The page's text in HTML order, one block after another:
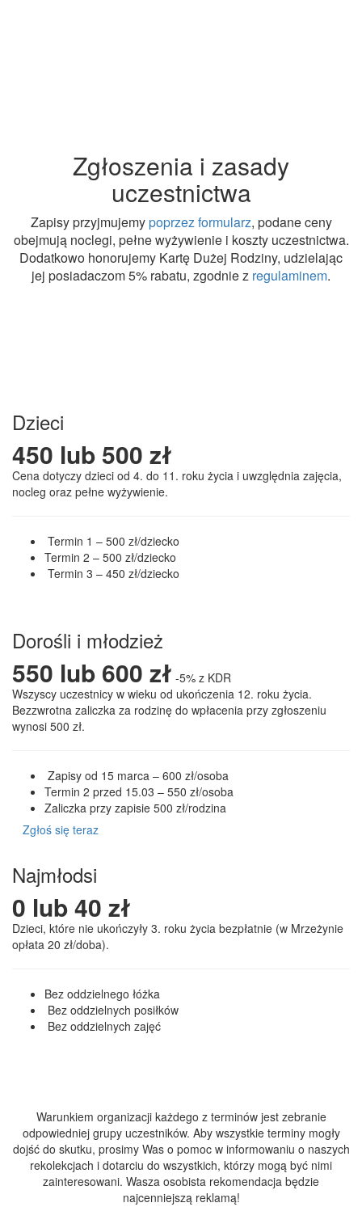
Zgłoszenia i zasady
uczestnictwa
Zapisy przyjmujemypoprzez formularz, podane ceny
obejmują noclegi, pełne wyżywienie i koszty uczestnictwa.
Dodatkowo honorujemy Kartę Dużej Rodziny, udzielając
jej posiadaczom 5% rabatu, zgodnie z regulaminem.
Dzieci
450 lub 500 zł
Cena dotyczy dzieci od 4. do 11. roku życia i uwzględnia zajęcia,
nocleg oraz pełne wyżywienie.
Termin 1 – 500 zł/dziecko
Termin 2 – 500 zł/dziecko
Termin 3 – 450 zł/dziecko
Dorośli i młodzież
550 lub 600 zł -5% z KDR
Wszyscy uczestnicy w wieku od ukończenia 12. roku życia.
Bezzwrotna zaliczka za rodzinę do wpłacenia przy zgłoszeniu
wynosi 500 zł.
Zapisy od 15 marca – 600 zł/osoba
Termin 2 przed 15.03 – 550 zł/osoba
Zaliczka przy zapisie 500 zł/rodzina
Zgłoś się teraz
Najmłodsi
0 lub 40 zł
Dzieci, które nie ukończyły 3. roku życia bezpłatnie (w Mrzeżynie
opłata 20 zł/doba).
Bez oddzielnego łóżka
Bez oddzielnych posiłków
Bez oddzielnych zajęć
Warunkiem organizacji każdego z terminów jest zebranie
odpowiedniej grupy uczestników. Aby wszystkie terminy mogły
dojść do skutku, prosimy Was o pomoc w informowaniu o naszych
rekolekcjach i dotarciu do wszystkich, którzy mogą być nimi
zainteresowani. Wasza osobista rekomendacja będzie
najcenniejszą reklamą!